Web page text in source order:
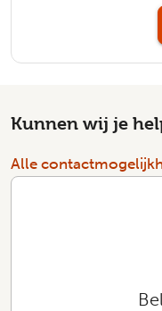
Kunnen wij je
Alle